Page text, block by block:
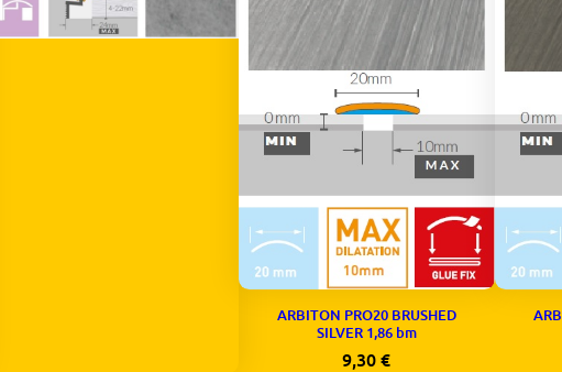
ARBITON PRO20 BRUSHED
SILVER 1,86 bm
9,30€